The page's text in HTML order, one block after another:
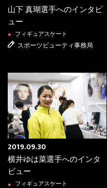
山下 真瑚選手へのインタビ
ュー
● フィギュアスケート
スポーツビューティ事務局
2019.09.30
横井ゆは菜選手へのインタ
ビュー
● フィギュアスケート